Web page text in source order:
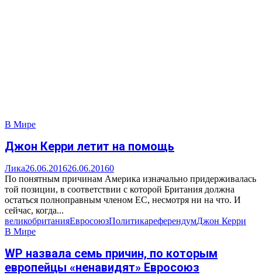
В Мире
Джон Керри летит на помощь
Лика26.06.201626.06.20160
По понятным причинам Америка изначально придерживалась
той позиции, в соответствии с которой Британия должна
остаться полноправным членом ЕС, несмотря ни на что. И
сейчас, когда...
великобританияЕвросоюзПолитикареферендумДжон Керри
В Мире
WP назвала семь причин, по которым
европейцы «ненавидят» Евросоюз